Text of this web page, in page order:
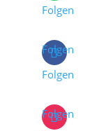
Folgen
Folgen
Folgen
Folgen